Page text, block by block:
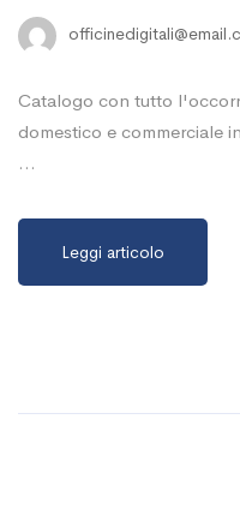
Catalogo con tutto
domestico e commerciale
…
Leggi articolo